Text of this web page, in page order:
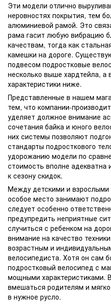
Эти модели отлично
неровностях покрытия, тем
алюминиевой рамой. Это
рама гасит любую вибрацию
качествам, тогда как
камешки на дороге.
подвесом подростковые
несколько выше хардтейла, а
характеристики ниже.
Представленные в нашем
тем, что компании-
уделяет должное внимание
сочетания байка и юного
них системы позволяют
стандарты подросткового
удорожанию модели по
стоимость вполне адекватна
к сезону скидок.
Между детскими и
особое место занимают
следует особенно
предупредить неприятные
случиться с ребенком на
внимание на качество
возрастным и
велосипедиста. Хотя он сам
подростковый велосипед с
мощными характеристиками.
вмешаться родителям и
в нужное русло.